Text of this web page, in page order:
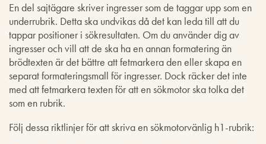
En del sajtägare skriver ingresser som de taggar upp som en
underrubrik. Detta ska undvikas då det kan leda till att du
tappar positioner i sökresultaten. Om du använder dig av
ingresser och vill att de ska ha en annan formatering än
brödtexten är det bättre att fetmarkera den eller skapa en
separat formateringsmall för ingresser. Dock räcker det inte
med att fetmarkera texten för att en sökmotor ska tolka det
som en rubrik.
Följ dessa riktlinjer för att skriva en sökmotorvänlig h1-rubrik: